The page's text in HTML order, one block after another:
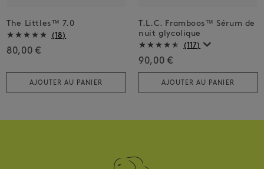
The Littles™ 7.0
(18)
80,00 €
AJOUTER AU PANIER
T.L.C. Framboos™ Sérum de
nuit glycolique
(117)
90,00 €
AJOUTER AU PANIER